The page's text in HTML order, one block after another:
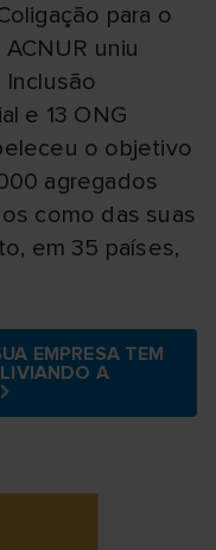
para o
uniu
Inclusão
e 13 ONG
o objetivo
agregados
como das suas
em 35 países,
EMPRESA TEM
A